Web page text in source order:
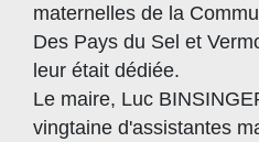
maternelles de la
Des Pays du Sel et
leur était dédiée.
Le maire, Luc
vingtaine d'assistantes